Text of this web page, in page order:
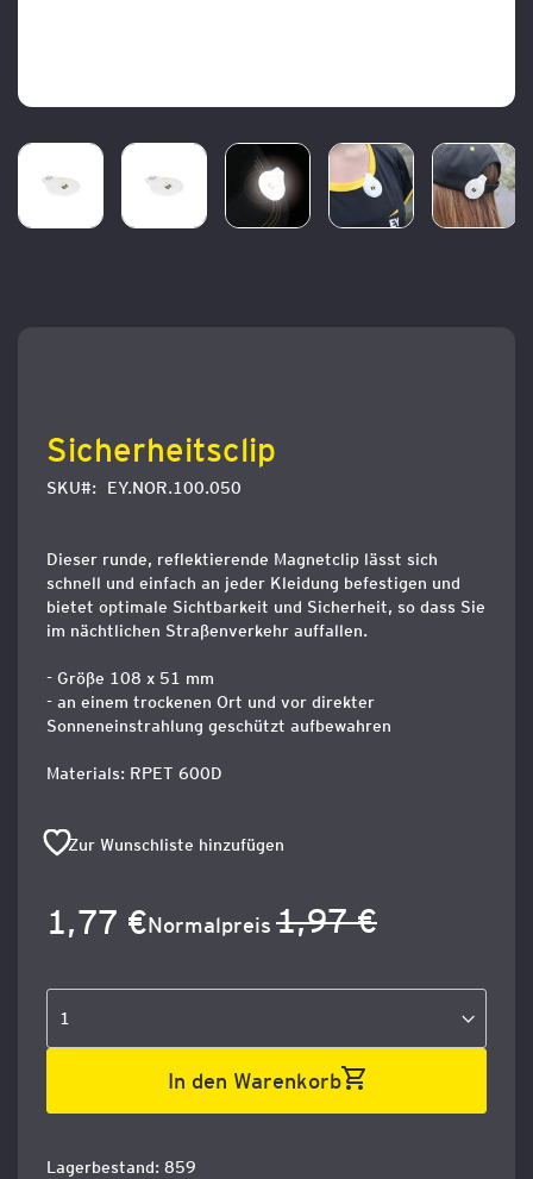
Sicherheitsclip
SKU EY.NOR.100.050
Dieser runde, reflektierende Magnetclip lässt sich
schnell und einfach an jeder Kleidung befestigen und
bietet optimale Sichtbarkeit und Sicherheit, so dass Sie
im nächtlichen Straßenverkehr auffallen.
- Größe 108 x 51 mm
- an einem trockenen Ort und vor direkter
Sonneneinstrahlung geschützt aufbewahren
Materials: RPET 600D
Zur Wunschliste hinzufügen
Sonderangebot
1,77 €Normalpreis 1,97 €
In den Warenkorb
Lagerbestand: 859